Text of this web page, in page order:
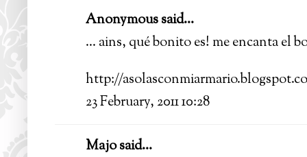
Anonymous said...
... ains, qué bonito es! me encanta el
http://
23 February, 2011 10:28
Majosaid...